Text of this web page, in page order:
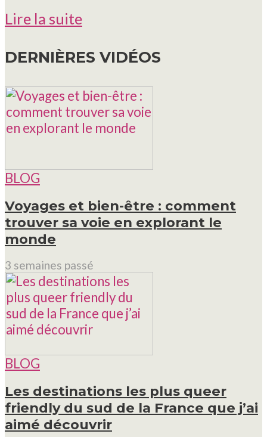
Lire la suite
DERNIÈRES VIDÉOS
BLOG
Voyages et bien-être : comment
trouver sa voie en explorant le
monde
3 semaines passé
BLOG
Les destinations les plus queer
friendly du sud de la France que j’ai
aimé découvrir